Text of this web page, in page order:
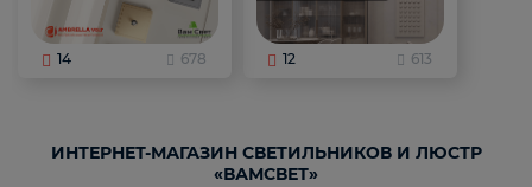
14 678 12 613
ИНТЕРНЕТ-МАГАЗИН СВЕТИЛЬНИКОВ И ЛЮСТР
«ВАМСВЕТ»